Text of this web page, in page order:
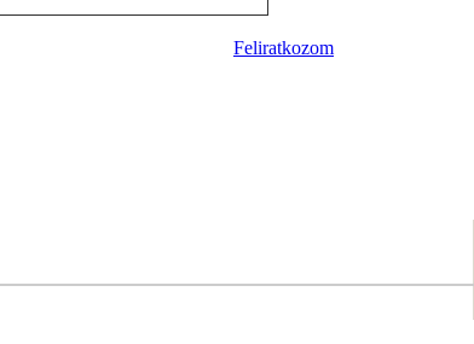
Feliratkozom